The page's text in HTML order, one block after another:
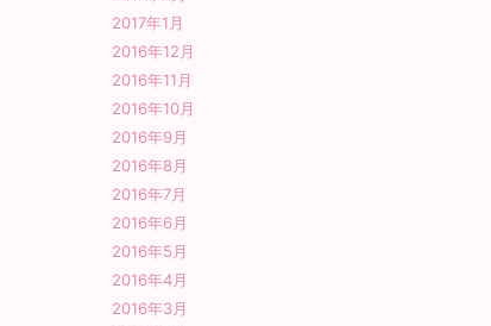
2017年1月
2016年12月
2016年11月
2016年10月
2016年9月
2016年8月
2016年7月
2016年6月
2016年5月
2016年4月
2016年3月